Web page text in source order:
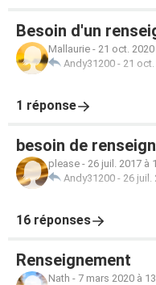
Besoin d'un
Mallaurie - 21 oct.
Andy31200 - 21
1 réponse
besoin de
please - 26 juil. 2017 à
Andy31200 - 26 juil.
16 réponses
Renseignement
Nath - 7 mars 2020 à